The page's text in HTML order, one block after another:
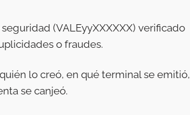
(VALEyyXXXXXX) verificado
o fraudes.
lo creó, en qué terminal se emitió,
se canjeó.